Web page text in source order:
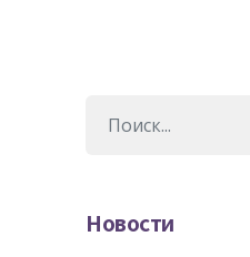
Новости